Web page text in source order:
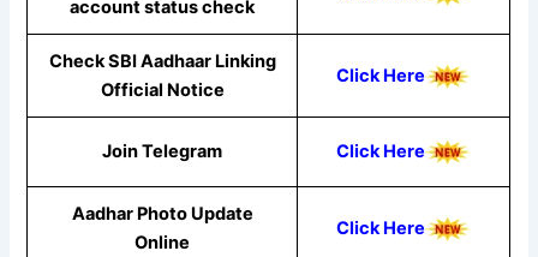
account status check
Check SBI Aadhaar Linking
Official Notice
Click Here
Join Telegram Click Here
Aadhar Photo Update
Online
Click Here